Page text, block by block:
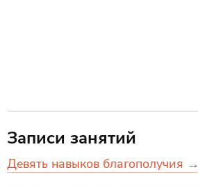
Записи занятий
Девять навыков благополучия →